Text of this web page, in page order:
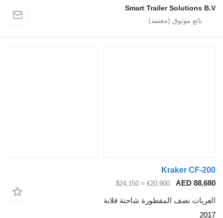
Smart Trailer
Kraker
AED
€20,900
≈ $24,150
نصف المقطورة شاحنة قلابة